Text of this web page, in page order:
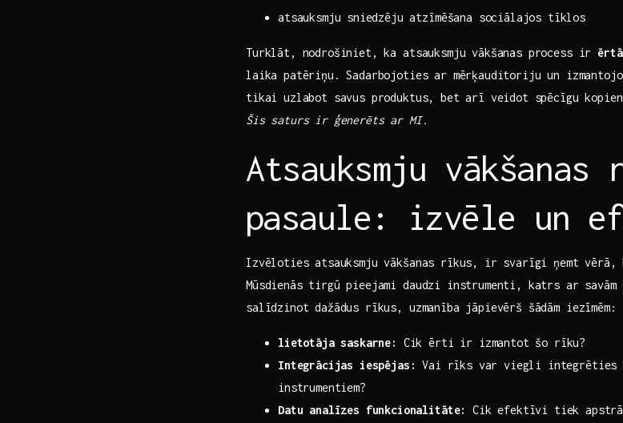
atsauksmju⁤ sniedzēju atzīmēšana sociālajos tīklos
Turklāt, nodrošiniet, ka atsauksmju vākšanas process ir
laika patēriņu. Sadarbojoties ar mērķauditoriju un
tikai uzlabot savus produktus, bet​ arī veidot spēcīgu
Šis saturs‌ ir ģenerēts ar MI.
Atsauksmju vākšanas
⁢pasaule: izvēle un
Izvēloties atsauksmju vākšanas rīkus, ir svarīgi ņemt
Mūsdienās tirgū pieejami daudzi instrumenti,‍ katrs ar savām
salīdzinot dažādus rīkus, uzmanība jāpievērš šādām iezīmēm:
lietotāja saskarne:
Cik ērti ir izmantot šo rīku?
Integrācijas iespējas: Vai⁢ rīks var viegli integrēties ar
instrumentiem?
Datu analīzes funkcionalitāte:
Cik efektīvi tiek